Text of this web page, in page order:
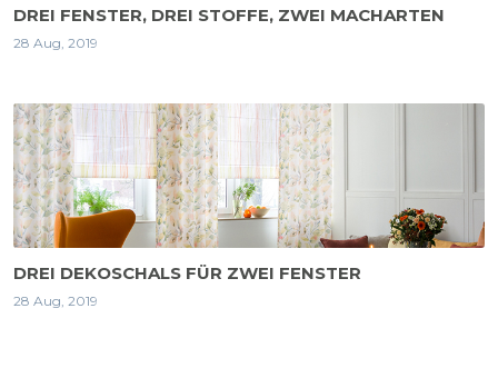
DREI FENSTER, DREI STOFFE, ZWEI MACHARTEN
28 Aug, 2019
DREI DEKOSCHALS FÜR ZWEI FENSTER
28 Aug, 2019